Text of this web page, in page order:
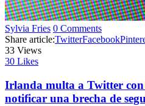
Sylvia Fries 0 Comments
Share article:TwitterFacebook
33 Views
30 Likes
Irlanda multa a Twitter
notificar una brecha de